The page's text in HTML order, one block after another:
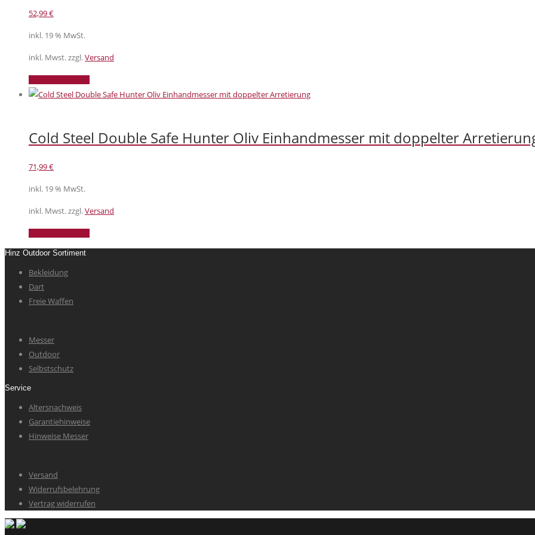
52,99€
inkl. 19 % MwSt.
inkl. Mwst. zzgl.Versand
Cold Steel Double Safe Hunter Oliv Einhandmesser mit doppelter
71,99€
inkl. 19 % MwSt.
inkl. Mwst. zzgl.Versand
Hinz Outdoor Sortiment
Bekleidung
Dart
Freie Waffen
Messer
Outdoor
Selbstschutz
Service
Altersnachweis
Garantiehinweise
Hinweise Messer
Versand
Widerrufsbelehrung
Vertrag widerrufen